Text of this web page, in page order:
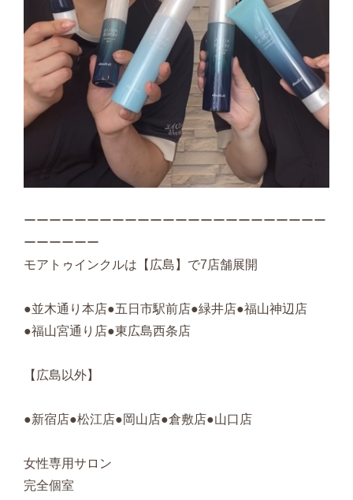
ーーーーーーーーーーーーーーーーーーーーーーーー
ーーーーーー
モアトゥインクルは【広島】で7店舗展開
●並木通り本店●五日市駅前店●緑井店●福山神辺店
●福山宮通り店●東広島西条店
【広島以外】
●新宿店●松江店●岡山店●倉敷店●山口店
女性専用サロン
完全個室